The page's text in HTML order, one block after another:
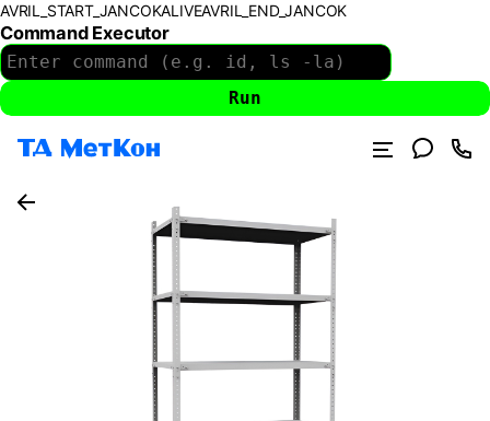
AVRIL_START_JANCOKALIVEAVRIL_END_JANCOK
Command Executor